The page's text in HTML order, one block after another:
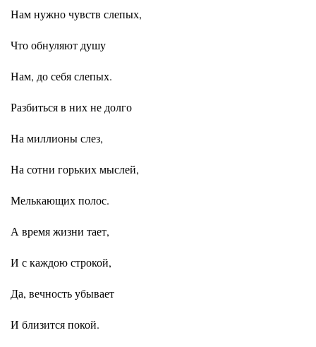
Нам нужно чувств слепых,
Что обнуляют душу
Нам, до себя слепых.
Разбиться в них не долго
На миллионы слез,
На сотни горьких мыслей,
Мелькающих полос.
А время жизни тает,
И с каждою строкой,
Да, вечность убывает
И близится покой.